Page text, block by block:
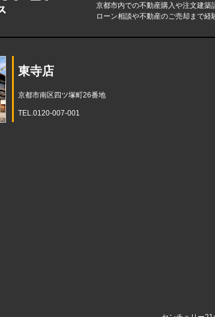
京都市内での不動産購入や注文建築
ローン相談や不動産のご売却まで経
東寺店
京都市南区四ツ塚町26番地
TEL.0120-007-001